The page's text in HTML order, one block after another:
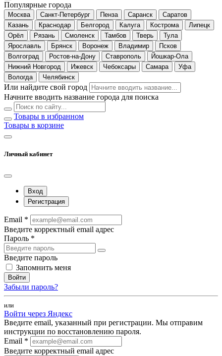
Популярные города
Москва Санкт-Петербург Пенза Саранск
Саратов
Казань
Краснодар Белгород Калуга Кострома
Липецк
Орёл
Рязань Смоленск Тамбов Тверь
Тула
Ярославль
Брянск Воронеж Владимир
Псков
Волгоград
Ростов-на-Дону Ставрополь
Йошкар-Ола
Нижний Новгород
Ижевск Чебоксары Самара
Уфа
Вологда
Челябинск
Или найдите свой город
Начните вводить название города для поиска
Товары в избранном
Товары в корзине
Личный кабинет
Вход
Регистрация
Email *
Введите корректный email адрес
Пароль *
Введите пароль
Запомнить меня
Войти
Забыли пароль?
или
Войти через Яндекс
Введите email, указанный при регистрации. Мы отправим
инструкции по восстановлению пароля.
Email *
Введите корректный email адрес